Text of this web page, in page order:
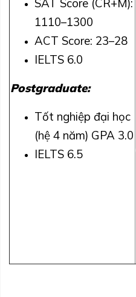
SAT Score (CR+M):
1110–1300
ACT Score: 23–28
IELTS 6.0
Postgraduate:
Tốt nghiệp đại học
(hệ 4 năm) GPA 3.0
IELTS 6.5